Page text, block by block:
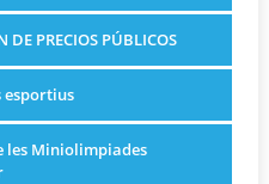
DE PRECIOS PÚBLICOS
esportius
les Miniolimpiades